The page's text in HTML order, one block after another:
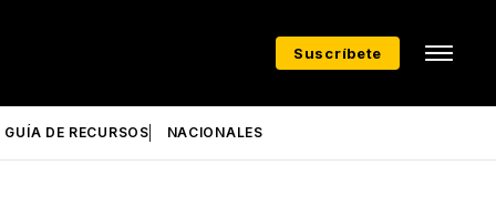
Suscríbete
GUÍA DE RECURSOS NACIONALES